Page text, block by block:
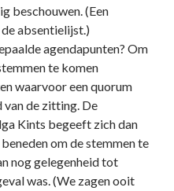
beschouwen. (Een
absentielijst.)
agendapunten? Om
te komen
waarvoor een quorum
van de zitting. De
Kints begeeft zich dan
om de stemmen te
nog gelegenheid tot
was. (We zagen ooit